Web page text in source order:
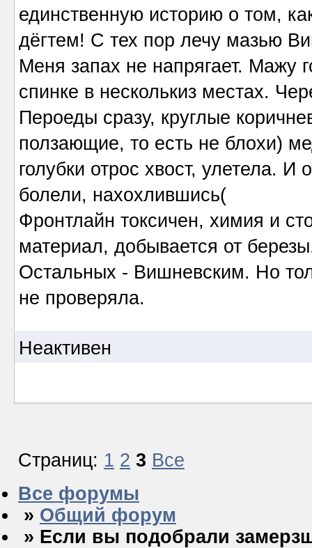
единственную историю о том,
дёгтем! С тех пор лечу мазью
Меня запах не напрягает.
спинке в несколькиз местах.
Пероеды сразу, круглые
ползающие, то есть не блохи)
голубки отрос хвост, улетела.
болели, нахохлившись(
Фронтлайн токсичен, химия и
материал, добывается от
Остальных - Вишневским. Но
не проверяла.
Неактивен
Страниц: 1 2 3 Все
Все форумы
» Общий форум
» Если вы подобрали